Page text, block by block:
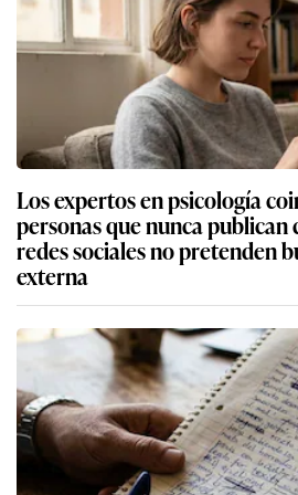
Los expertos en psicología
personas que nunca publican
redes sociales no pretenden
externa